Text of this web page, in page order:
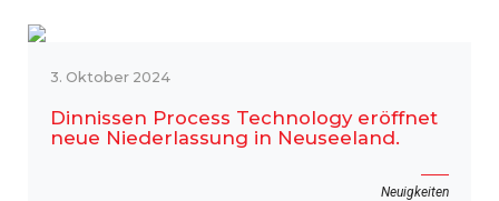
3. Oktober 2024
Dinnissen Process Technology eröffnet
neue Niederlassung in Neuseeland.
Neuigkeiten